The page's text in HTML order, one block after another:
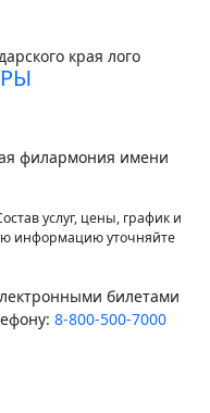
филармония имени
услуг, цены, график и
информацию уточняйте
билетами
8-800-500-7000